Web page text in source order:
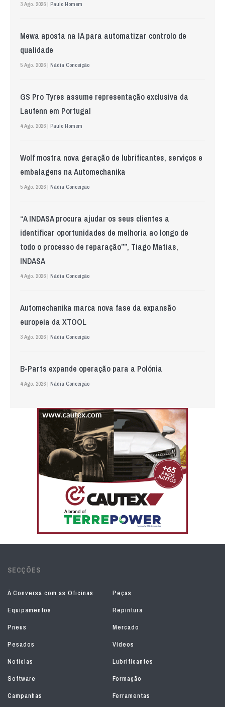
3 Ago. 2026 | Paulo Homem
Mewa aposta na IA para automatizar controlo de
qualidade
5 Ago. 2026 | Nádia Conceição
GS Pro Tyres assume representação exclusiva da
Laufenn em Portugal
4 Ago. 2026 | Paulo Homem
Wolf mostra nova geração de lubrificantes, serviços e
embalagens na Automechanika
5 Ago. 2026 | Nádia Conceição
“A INDASA procura ajudar os seus clientes a
identificar oportunidades de melhoria ao longo de
todo o processo de reparação””, Tiago Matias,
INDASA
4 Ago. 2026 | Nádia Conceição
Automechanika marca nova fase da expansão
europeia da XTOOL
3 Ago. 2026 | Nádia Conceição
B-Parts expande operação para a Polónia
4 Ago. 2026 | Nádia Conceição
SECÇÕES
À Conversa com as Oficinas
Peças
Equipamentos
Repintura
Pneus
Mercado
Pesados
Vídeos
Notícias
Lubrificantes
Software
Formação
Campanhas
Ferramentas